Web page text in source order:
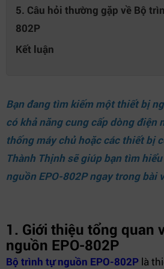
5. Câu hỏi thường gặp về Bộ
802P
Kết luận
Bạn đang tìm kiếm một thiết bị
có khả năng cung cấp dòng điện
thống máy chủ hoặc các thiết bị
Thành Thịnh sẽ giúp bạn tìm
nguồn EPO-802P ngay trong bài
1. Giới thiệu tổng quan
nguồn EPO-802P
Bộ trình tự nguồn EPO-802P là